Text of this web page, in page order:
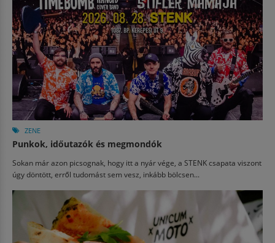
ZENE
Punkok, időutazók és megmondók
Sokan már azon picsognak, hogy itt a nyár vége, a STENK csapata viszont
úgy döntött, erről tudomást sem vesz, inkább bölcsen...